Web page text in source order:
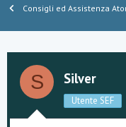
c
u
s
i
Consigli ed Assistenza
S Silver
Utente SEF